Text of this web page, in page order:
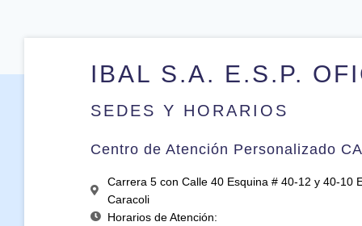
IBAL S.A. E.S.P.
SEDES Y HORARIOS
Centro de Atención Personalizado
Carrera 5 con Calle 40 Esquina # 40-12 y 40-10
Caracoli
Horarios de Atención: